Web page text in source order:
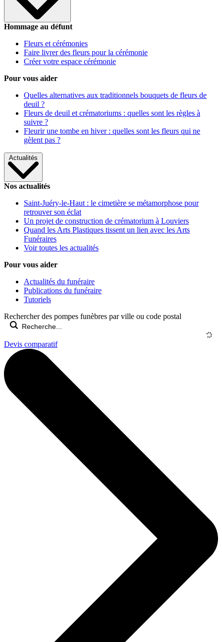
Hommage au défunt
Fleurs et cérémonies
Faire livrer des fleurs pour la cérémonie
Créer votre espace cérémonie
Pour vous aider
Quelles alternatives aux traditionnels bouquets de fleurs de
deuil ?
Fleurs de deuil et crématoriums : quelles sont les règles à
suivre ?
Fleurir une tombe en hiver : quelles sont les fleurs qui ne
gèlent pas ?
Actualités
Nos actualités
Saint-Juéry-le-Haut : le cimetière se métamorphose pour
retrouver son éclat
Un projet de construction de crématorium à Louviers
Quand les Arts Plastiques tissent un lien avec les Arts
Funéraires
Voir toutes les actualités
Pour vous aider
Actualités du funéraire
Publications du funéraire
Tutoriels
Rechercher des pompes funèbres par ville ou code postal
Devis comparatif